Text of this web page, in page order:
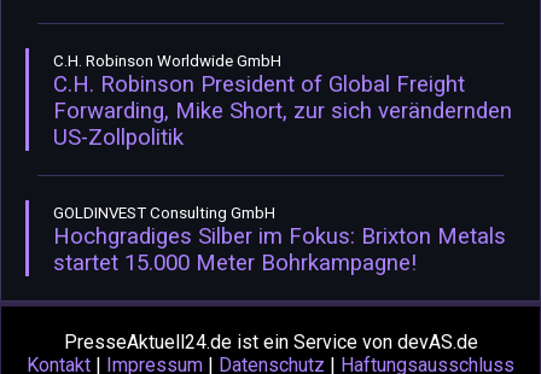
C.H. Robinson Worldwide GmbH
C.H. Robinson President of Global Freight
Forwarding, Mike Short, zur sich verändernden
US-Zollpolitik
GOLDINVEST Consulting GmbH
Hochgradiges Silber im Fokus: Brixton Metals
startet 15.000 Meter Bohrkampagne!
PresseAktuell24.de ist ein Service von devAS.de
Kontakt | Impressum | Datenschutz | Haftungsausschluss